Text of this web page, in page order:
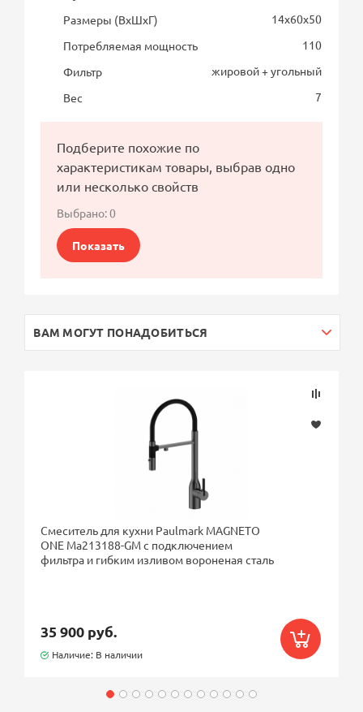
Размеры (ВхШхГ)
14х60х50
Потребляемая мощность
110
Фильтр
жировой + угольный
Вес
7
Подберите похожие по
характеристикам товары, выбрав одно
или несколько свойств
Выбрано:0
Показать
ВАМ МОГУТ ПОНАДОБИТЬСЯ
Смеситель для кухни Paulmark MAGNETO
ONE Ma213188-GM с подключением
фильтра и гибким изливом вороненая сталь
35 900 руб.
Наличие: В наличии